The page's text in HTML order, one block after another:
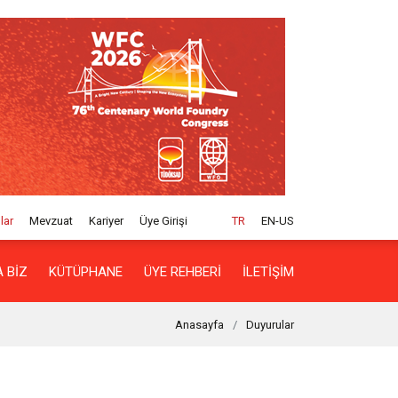
TR EN-US
Mevzuat Kariyer Üye Girişi
BIZ KÜTÜPHANE ÜYE REHBERI İLETIŞIM
Anasayfa Duyurular